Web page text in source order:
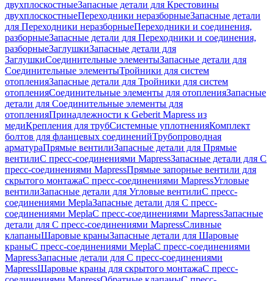
двухплоскостныеЗапасные детали для Крестовины
двухплоскостныеПереходники неразборныеЗапасные детали
для Переходники неразборныеПереходники и соединения,
разборныеЗапасные детали для Переходники и соединения,
разборныеЗаглушкиЗапасные детали для
ЗаглушкиСоединительные элементыЗапасные детали для
Соединительные элементыТройники для систем
отопленияЗапасные детали для Тройники для систем
отопленияСоединительные элементы для отопленияЗапасные
детали для Соединительные элементы для
отопленияПринадлежности к Geberit Mapress из
медиКрепления для трубСистемные уплотненияКомплект
болтов для фланцевых соединенийТрубопроводная
арматураПрямые вентилиЗапасные детали для Прямые
вентилиС пресс-соединениями MapressЗапасные детали для С
пресс-соединениями MapressПрямые запорные вентили для
скрытого монтажаС пресс-соединениями MapressУгловые
вентилиЗапасные детали для Угловые вентилиС пресс-
соединениями MeplaЗапасные детали для С пресс-
соединениями MeplaС пресс-соединениями MapressЗапасные
детали для С пресс-соединениями MapressСливные
клапаныШаровые краныЗапасные детали для Шаровые
краныС пресс-соединениями MeplaС пресс-соединениями
MapressЗапасные детали для С пресс-соединениями
MapressШаровые краны для скрытого монтажаС пресс-